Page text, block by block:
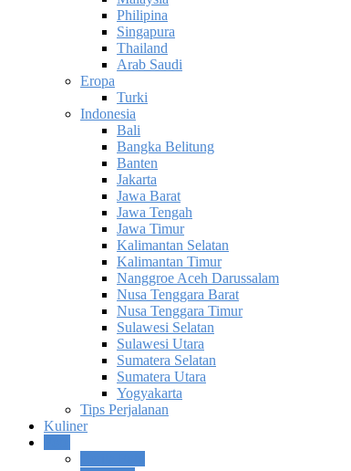
Philipina
Singapura
Thailand
Arab Saudi
Eropa
Turki
Indonesia
Bali
Bangka Belitung
Banten
Jakarta
Jawa Barat
Jawa Tengah
Jawa Timur
Kalimantan Selatan
Kalimantan Timur
Nanggroe Aceh Darussalam
Nusa Tenggara Barat
Nusa Tenggara Timur
Sulawesi Selatan
Sulawesi Utara
Sumatera Selatan
Sumatera Utara
Yogyakarta
Tips Perjalanan
Kuliner